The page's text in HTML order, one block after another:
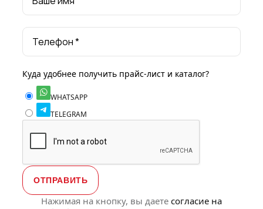
Телефон *
Куда удобнее получить прайс-лист и каталог?
WHATSAPP
TELEGRAM
Нажимая на кнопку, вы даете согласие на